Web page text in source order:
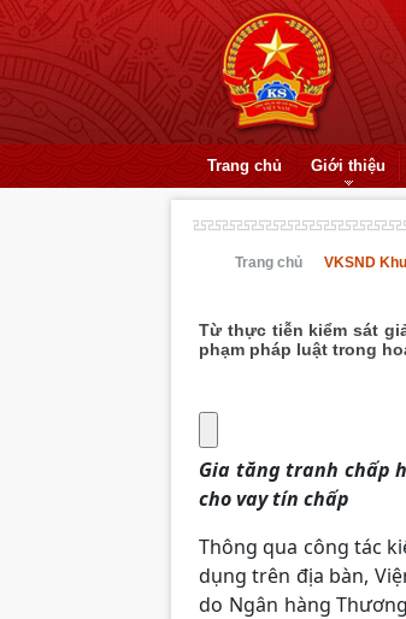
Trang chủ Giới thiệu
Trang chủ VKSND
Từ thực tiễn kiểm sát
phạm pháp luật trong
Gia tăng tranh chấp
cho vay tín chấp
Thông qua công tác
dụng trên địa bàn,
do Ngân hàng